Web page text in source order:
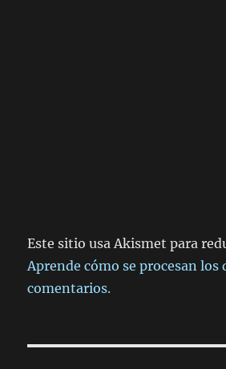
Este sitio usa Akismet para
Aprende cómo se procesan los
comentarios.